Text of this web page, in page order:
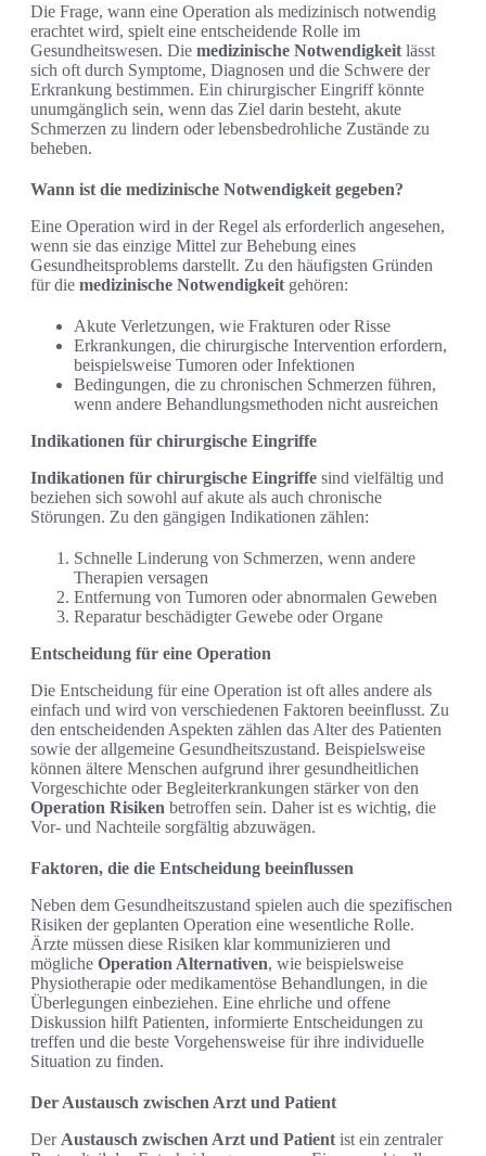
Die Frage, wann eine Operation als medizinisch notwendig
erachtet wird, spielt eine entscheidende Rolle im
Gesundheitswesen. Die medizinische Notwendigkeit lässt
sich oft durch Symptome, Diagnosen und die Schwere der
Erkrankung bestimmen. Ein chirurgischer Eingriff könnte
unumgänglich sein, wenn das Ziel darin besteht, akute
Schmerzen zu lindern oder lebensbedrohliche Zustände zu
beheben.
Wann ist die medizinische Notwendigkeit gegeben?
Eine Operation wird in der Regel als erforderlich angesehen,
wenn sie das einzige Mittel zur Behebung eines
Gesundheitsproblems darstellt. Zu den häufigsten Gründen
für die medizinische Notwendigkeit gehören:
Akute Verletzungen, wie Frakturen oder Risse
Erkrankungen, die chirurgische Intervention erfordern,
beispielsweise Tumoren oder Infektionen
Bedingungen, die zu chronischen Schmerzen führen,
wenn andere Behandlungsmethoden nicht ausreichen
Indikationen für chirurgische Eingriffe
Indikationen für chirurgische Eingriffe sind vielfältig und
beziehen sich sowohl auf akute als auch chronische
Störungen. Zu den gängigen Indikationen zählen:
Schnelle Linderung von Schmerzen, wenn andere
Therapien versagen
Entfernung von Tumoren oder abnormalen Geweben
Reparatur beschädigter Gewebe oder Organe
Entscheidung für eine Operation
Die Entscheidung für eine Operation ist oft alles andere als
einfach und wird von verschiedenen Faktoren beeinflusst. Zu
den entscheidenden Aspekten zählen das Alter des Patienten
sowie der allgemeine Gesundheitszustand. Beispielsweise
können ältere Menschen aufgrund ihrer gesundheitlichen
Vorgeschichte oder Begleiterkrankungen stärker von den
Operation Risiken betroffen sein. Daher ist es wichtig, die
Vor- und Nachteile sorgfältig abzuwägen.
Faktoren, die die Entscheidung beeinflussen
Neben dem Gesundheitszustand spielen auch die spezifischen
Risiken der geplanten Operation eine wesentliche Rolle.
Ärzte müssen diese Risiken klar kommunizieren und
mögliche Operation Alternativen, wie beispielsweise
Physiotherapie oder medikamentöse Behandlungen, in die
Überlegungen einbeziehen. Eine ehrliche und offene
Diskussion hilft Patienten, informierte Entscheidungen zu
treffen und die beste Vorgehensweise für ihre individuelle
Situation zu finden.
Der Austausch zwischen Arzt und Patient
Der Austausch zwischen Arzt und Patient ist ein zentraler